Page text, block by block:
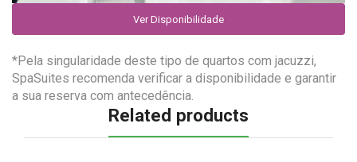
Ver Disponibilidade
*Pela singularidade deste tipo de quartos com jacuzzi,
SpaSuites recomenda verificar a disponibilidade e garantir
a sua reserva com antecedência.
Related products